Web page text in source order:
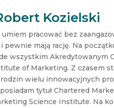
Kozielski
pracować bez
pewnie mają rację. Na
wszystkim Akredytowanym
of Marketing. Z czasem
wielu innowacyjnych
tytuł Chartered
Science Institute. Na